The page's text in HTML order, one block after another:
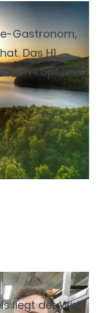
Gastronom,
Das H1
Kopf und
als
Grünen sowie
Meschedes.
liegt der Wirt